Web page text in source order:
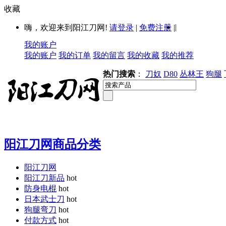
收藏
嗨，欢迎来到阳江刀网! 请登录 | 免费注册 ||
我的账户
我的账户 我的订单 我的留言 我的收藏 我的推荐
热门搜索 ： 刀奴 D80 丛林王 狗腿
阳江刀网商品分类
阳江刀网
阳江刀新品 hot
防身电棍 hot
日本武士刀 hot
狗腿弯刀 hot
付款方式 hot